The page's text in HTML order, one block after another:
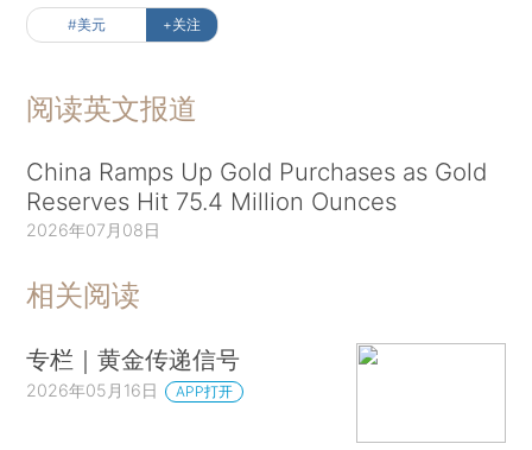
#美元 +关注
阅读英文报道
China Ramps Up Gold Purchases as Gold
Reserves Hit 75.4 Million Ounces
2026年07月08日
相关阅读
专栏｜黄金传递信号
2026年05月16日 APP打开